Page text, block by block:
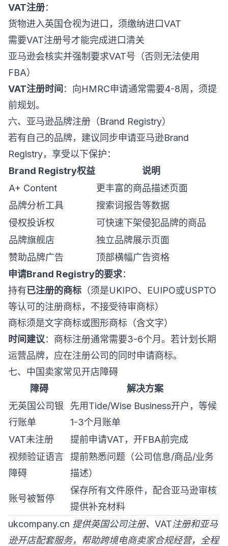
VAT注册：
货物进入英国仓视为进口，须缴纳进口VAT
需要VAT注册号才能完成进口清关
亚马逊会核实并强制要求VAT号（否则无法使用
FBA）
VAT注册时间 ：向HMRC申请通常需要4-8周，须提
前规划。
六、亚马逊品牌注册（Brand Registry）
若有自己的品牌，建议同步申请亚马逊Brand
Registry，享受以下保护：
Brand Registry权益
说明
A+ Content
更丰富的商品描述页面
品牌分析工具
搜索词报告等数据
侵权投诉权
可快速下架侵犯品牌的商品
品牌旗舰店
独立品牌展示页面
赞助品牌广告
顶部横幅广告资格
申请Brand Registry的要求：
持有已注册的商标 （须是UKIPO、EUIPO或USPTO
等认可的注册商标，不接受待审商标）
商标须是文字商标或图形商标（含文字）
时间建议：商标注册通常需要3-6个月。若计划长期
运营品牌，应在注册公司的同时申请商标。
七、中国卖家常见开店障碍
障碍
解决方案
无英国公司银
行账单
先用Tide/Wise Business开户，等候
1-3个月账单
VAT未注册
提前申请VAT，开FBA前完成
视频验证语言
障碍
提前熟悉问题（公司信息/商品/业务
描述）
账号被暂停
保存所有文件原件，配合亚马逊审核
提供补充材料
ukcompany.cn 提供英国公司注册、VAT注册和亚马
逊开店配套服务，帮助跨境电商卖家合规经营，全程